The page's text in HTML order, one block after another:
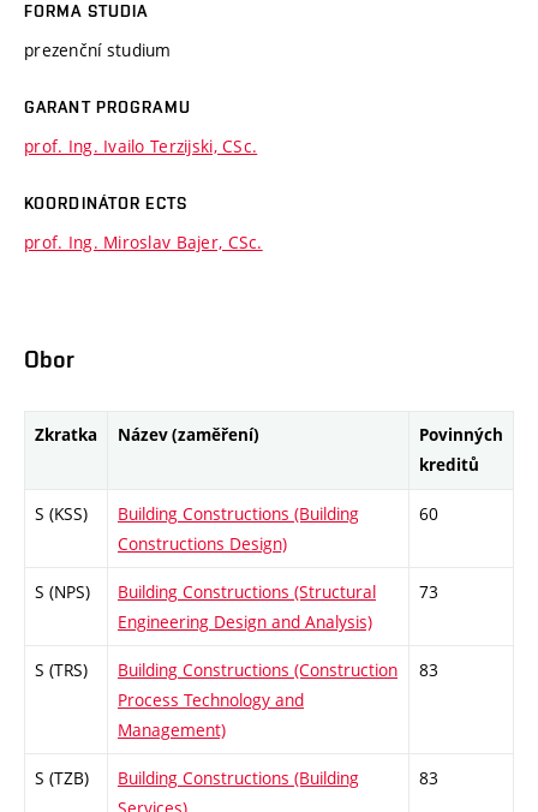
FORMA STUDIA
prezenční studium
GARANT PROGRAMU
prof. Ing. Ivailo Terzijski, CSc.
KOORDINÁTOR ECTS
prof. Ing. Miroslav Bajer, CSc.
Obor
Zkratka Název (zaměření)
Povinných
kreditů
S (KSS)
Building Constructions (Building
Constructions Design)
60
S (NPS)
Building Constructions (Structural
Engineering Design and Analysis)
73
S (TRS)
Building Constructions (Construction
Process Technology and
Management)
83
S (TZB)
Building Constructions (Building
83